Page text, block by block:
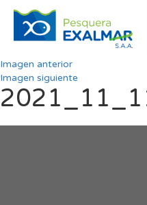
Imagen anterior
Imagen siguiente